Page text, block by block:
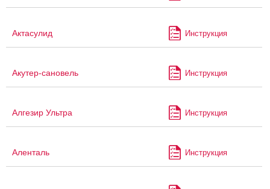
Актасулид Инструкция
Акутер-сановель Инструкция
Алгезир Ультра Инструкция
Аленталь Инструкция